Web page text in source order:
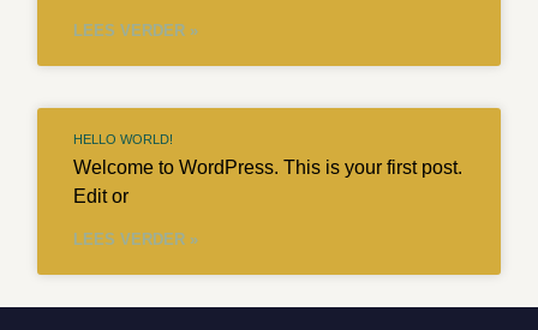
LEES VERDER »
HELLO WORLD!
Welcome to WordPress. This is your first post.
Edit or
LEES VERDER »